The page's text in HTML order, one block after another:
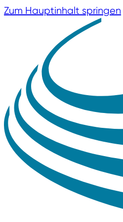
Zum Hauptinhalt springen